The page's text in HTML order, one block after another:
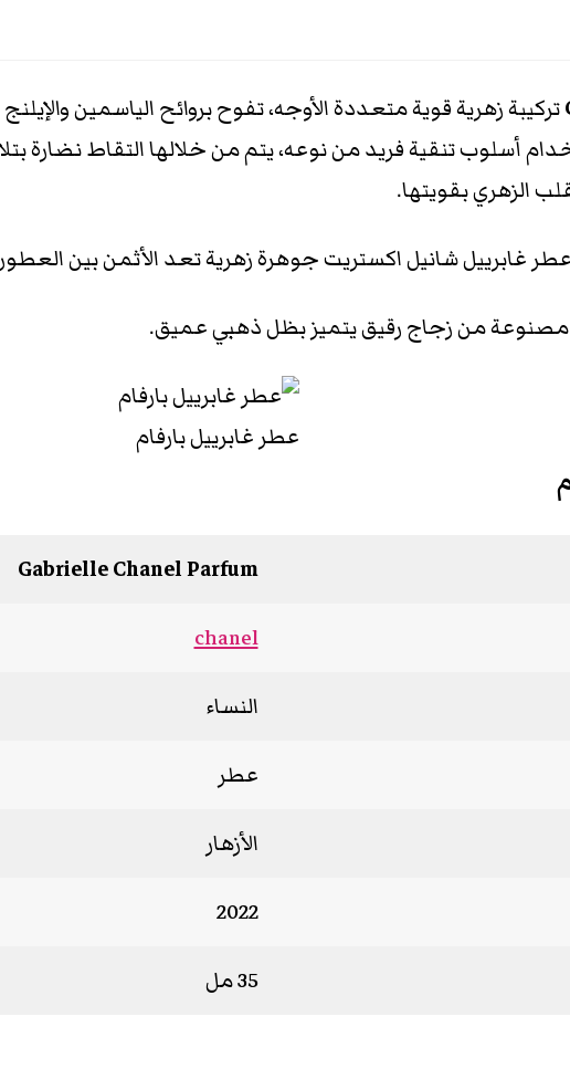
تركيبة زهرية قوية متعددة الأوجه، تفوح بروائح الياسمين
أسلوب تنقية فريد من نوعه، يتم من خلالها التقاط نضارة
الزهري بقويتها.
غابرييل شانيل اكستريت جوهرة زهرية تعد الأثمن بين
من زجاج رقيق يتميز بظل ذهبي عميق.
عطر غابرييل بارفام
Gabrielle Chanel Parfum
chanel
النساء
عطر
الأزهار
2022
35 مل